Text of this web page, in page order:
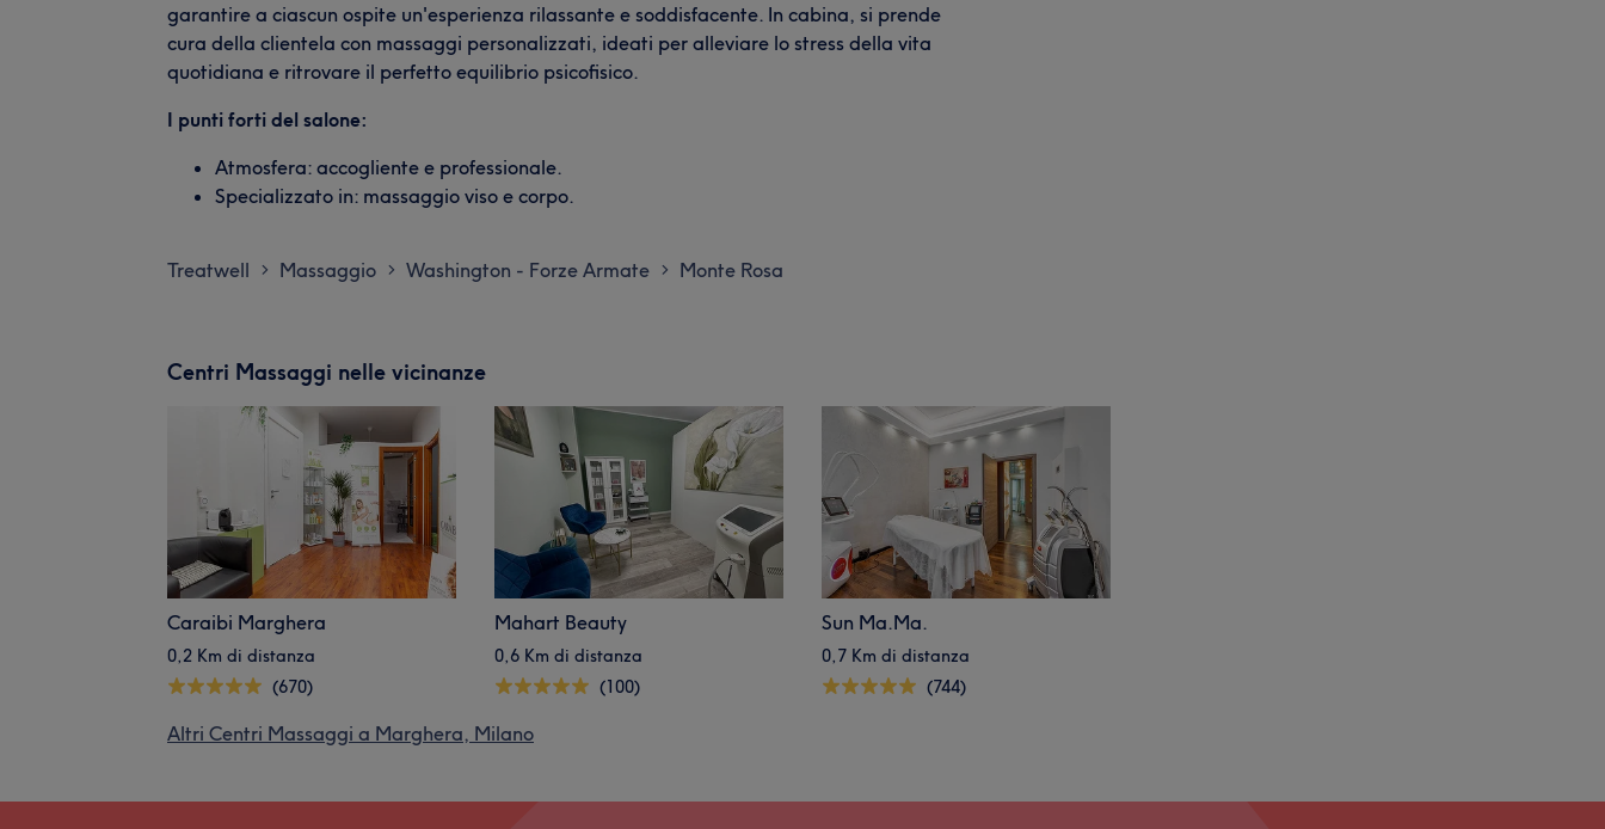
garantire a ciascun ospite un'esperienza rilassante e soddisfacente. In cabina, si prende
cura della clientela con massaggi personalizzati, ideati per alleviare lo stress della vita
quotidiana e ritrovare il perfetto equilibrio psicofisico.
I punti forti del salone:
Atmosfera: accogliente e professionale.
Specializzato in: massaggio viso e corpo.
Treatwell > Massaggio > Washington - Forze Armate > Monte Rosa
Centri Massaggi nelle vicinanze
Caraibi Marghera
0,2 Km di distanza
(670)
Mahart Beauty
0,6 Km di distanza
(100)
Sun Ma.Ma.
0,7 Km di distanza
(744)
Altri Centri Massaggi a Marghera, Milano